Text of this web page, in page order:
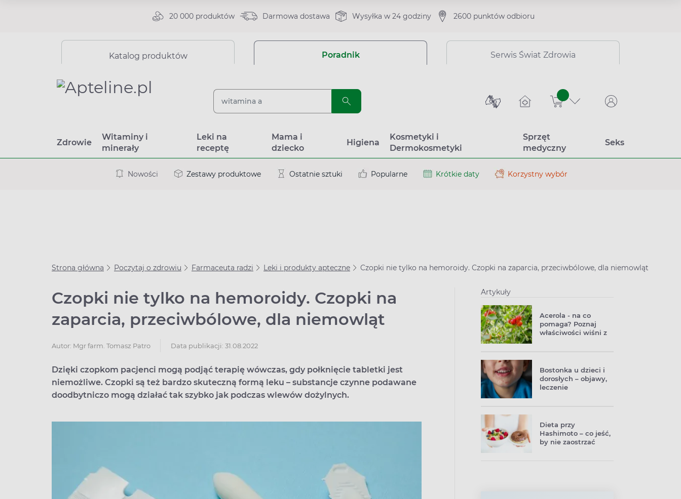
20 000 produktów Darmowa dostawa Wysyłka w 24 godziny 2600 punktów odbioru
Katalog produktów Poradnik Serwis Świat Zdrowia
sztuk
Zdrowie
Witaminy i
minerały
Leki na
receptę
Mama i
dziecko
Higiena
Kosmetyki i
Dermokosmetyki
Sprzęt
medyczny
Seks
Nowości Zestawy produktowe Ostatnie sztuki Popularne Krótkie daty Korzystny wybór
Strona główna Poczytaj o zdrowiu Farmaceuta radzi Leki i produkty apteczne Czopki nie tylko na hemoroidy. Czopki na zaparcia, przeciwbólowe, dla niemowląt
Czopki nie tylko na hemoroidy. Czopki na
zaparcia, przeciwbólowe, dla niemowląt
Autor: Mgr farm. Tomasz Patro Data publikacji: 31.08.2022
Dzięki czopkom pacjenci mogą podjąć terapię wówczas, gdy połknięcie tabletki jest
niemożliwe. Czopki są też bardzo skuteczną formą leku – substancje czynne podawane
doodbytniczo mogą działać tak szybko jak podczas wlewów dożylnych.
Artykuły
Acerola - na co
pomaga? Poznaj
właściwości wiśni z
Bostonka u dzieci i
dorosłych – objawy,
leczenie
Dieta przy
Hashimoto – co jeść,
by nie zaostrzać